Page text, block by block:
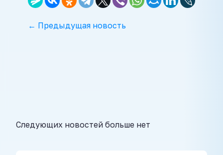
← Предыдущая новость
Следующих новостей больше нет